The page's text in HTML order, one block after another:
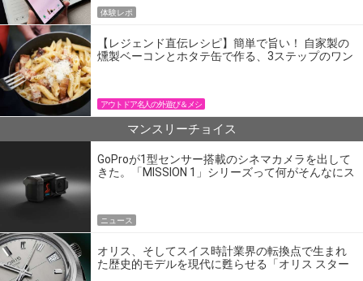
体験レポ
【レジェンド直伝レシピ】簡単で旨い！ 自家製の
燻製ベーコンとホタテ缶で作る、3ステップのワン
アウトドア名人の外遊び＆メシ
マンスリーチョイス
GoProが1型センサー搭載のシネマカメラを出して
きた。「MISSION 1」シリーズって何がそんなにス
ニュース
オリス、そしてスイス時計業界の転換点で生まれ
た歴史的モデルを現代に甦らせる「オリス スター